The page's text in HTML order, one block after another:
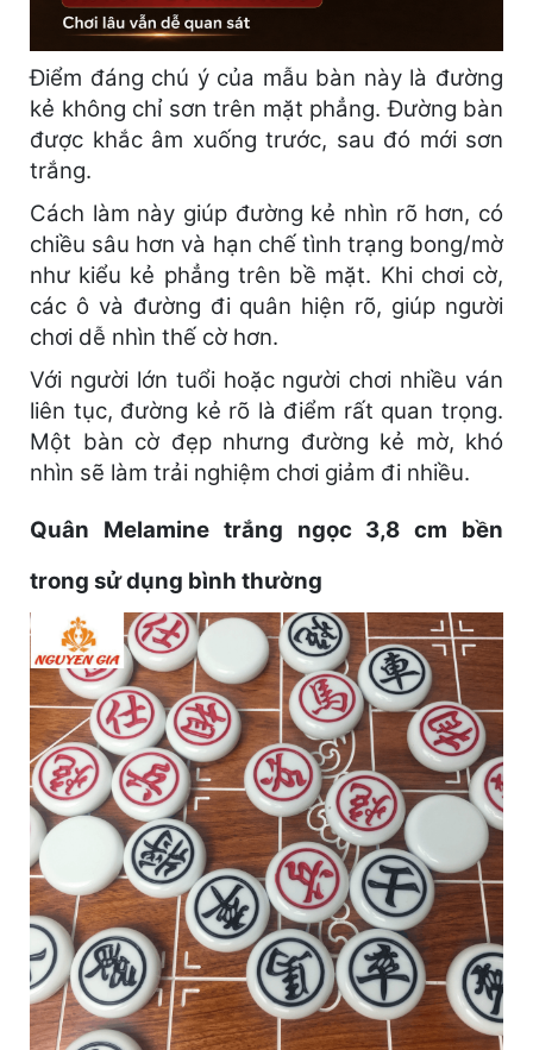
Điểm đáng chú ý của mẫu bàn này là đường
kẻ không chỉ sơn trên mặt phẳng. Đường bàn
được khắc âm xuống trước, sau đó mới sơn
trắng.
Cách làm này giúp đường kẻ nhìn rõ hơn, có
chiều sâu hơn và hạn chế tình trạng bong/mờ
như kiểu kẻ phẳng trên bề mặt. Khi chơi cờ,
các ô và đường đi quân hiện rõ, giúp người
chơi dễ nhìn thế cờ hơn.
Với người lớn tuổi hoặc người chơi nhiều ván
liên tục, đường kẻ rõ là điểm rất quan trọng.
Một bàn cờ đẹp nhưng đường kẻ mờ, khó
nhìn sẽ làm trải nghiệm chơi giảm đi nhiều.
Quân Melamine trắng ngọc 3,8 cm bền
trong sử dụng bình thường